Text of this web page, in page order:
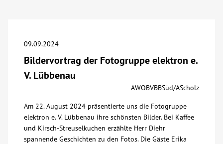
Begegnung
Bildung
Über uns
09.09.2024
Bildervortrag der Fotogruppe elektron e.
V. Lübbenau
AWOBVBBSüd/AScholz
Am 22. August 2024 präsentierte uns die Fotogruppe
elektron e. V. Lübbenau ihre schönsten Bilder. Bei Kaffee
und Kirsch-Streuselkuchen erzählte Herr Diehr
spannende Geschichten zu den Fotos. Die Gäste Erika